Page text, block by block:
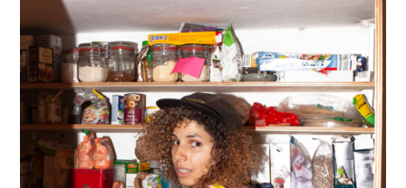
Künstler*innen
Ausstellung
Ausstellungsimpressionen